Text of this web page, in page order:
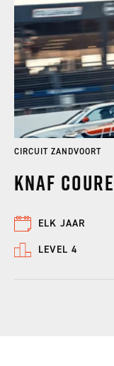
CIRCUIT ZANDVOORT
KNAF
ELK JAAR
LEVEL 4